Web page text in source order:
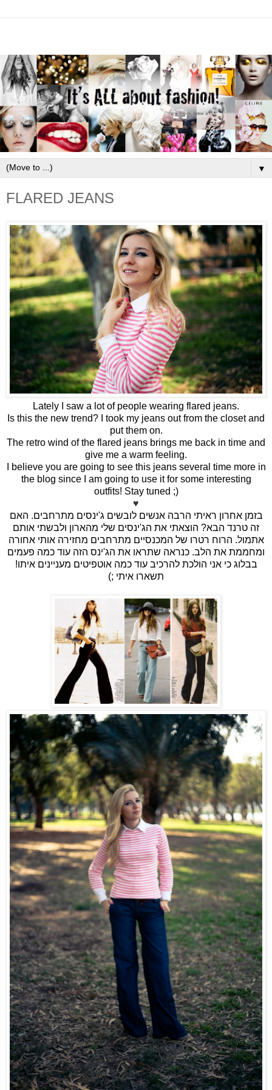
▼
FLARED JEANS
Lately I saw a lot of people wearing flared jeans.
Is this the new trend? I took my jeans out from the closet and
put them on.
The retro wind of the flared jeans brings me back in time and
give me a warm feeling.
I believe you are going to see this jeans several time more in
the blog since I am going to use it for some interesting
outfits! Stay tuned ;)
♥
בזמן אחרון ראיתי הרבה אנשים לובשים ג'ינסים מתרחבים. האם
זה טרנד הבא? הוצאתי את הג'ינסים שלי מהארון ולבשתי אותם
אתמול. הרוח רטרו של המכנסיים מתרחבים מחזירה אותי אחורה
ומחממת את הלב. כנראה שתראו את הג'ינס הזה עוד כמה פעמים
בבלוג כי אני הולכת להרכיב עוד כמה אוטפיטים מעניינים איתו!
תשארו איתי ;)